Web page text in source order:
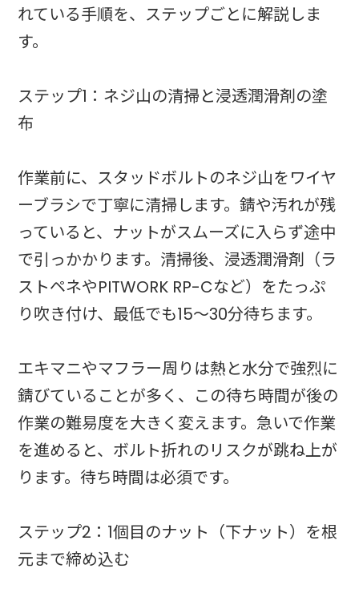
れている手順を、ステップごとに解説しま
す。
ステップ1：ネジ山の清掃と浸透潤滑剤の塗
布
作業前に、スタッドボルトのネジ山をワイヤ
ーブラシで丁寧に清掃します。錆や汚れが残
っていると、ナットがスムーズに入らず途中
で引っかかります。清掃後、浸透潤滑剤（ラ
ストペネやPITWORK RP-Cなど）をたっぷ
り吹き付け、最低でも15〜30分待ちます。
エキマニやマフラー周りは熱と水分で強烈に
錆びていることが多く、この待ち時間が後の
作業の難易度を大きく変えます。急いで作業
を進めると、ボルト折れのリスクが跳ね上が
ります。待ち時間は必須です。
ステップ2：1個目のナット（下ナット）を根
元まで締め込む